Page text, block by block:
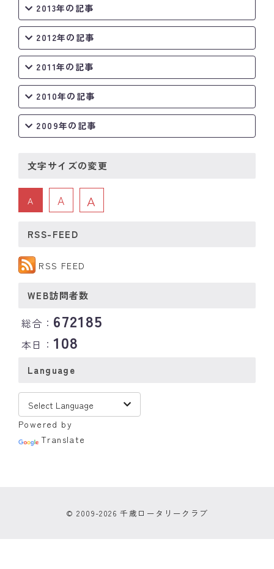
2013年の記事
2012年の記事
2011年の記事
2010年の記事
2009年の記事
文字サイズの変更
A A A
RSS-FEED
RSS FEED
WEB訪問者数
総合： 672185
本日：108
Language
Powered by
Translate
© 2009-2026 千歳ロータリークラブ